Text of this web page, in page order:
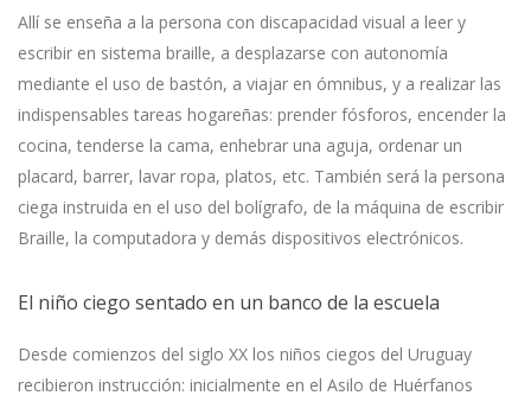
Allí se enseña a la persona con discapacidad visual a leer y
escribir en sistema braille, a desplazarse con autonomía
mediante el uso de bastón, a viajar en ómnibus, y a realizar las
indispensables tareas hogareñas: prender fósforos, encender la
cocina, tenderse la cama, enhebrar una aguja, ordenar un
placard, barrer, lavar ropa, platos, etc. También será la persona
ciega instruida en el uso del bolígrafo, de la máquina de escribir
Braille, la computadora y demás dispositivos electrónicos.
El niño ciego sentado en un banco de la escuela
Desde comienzos del siglo XX los niños ciegos del Uruguay
recibieron instrucción: inicialmente en el Asilo de Huérfanos